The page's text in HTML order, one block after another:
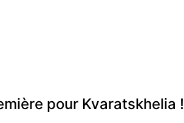
pour Kvaratskhelia !